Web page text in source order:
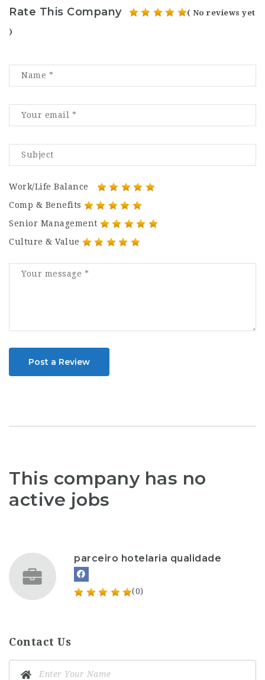
Rate This Company ( No reviews yet
)
Work/Life Balance
Comp & Benefits
Senior Management
Culture & Value
Post a Review
This company has no
active jobs
parceiro hotelaria qualidade
(0)
Contact Us